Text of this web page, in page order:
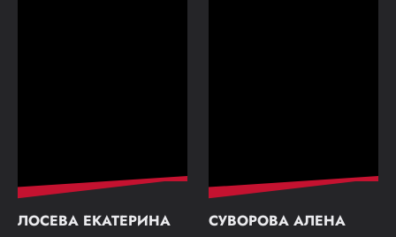
ЛОСЕВА ЕКАТЕРИНА СУВОРОВА АЛЕНА